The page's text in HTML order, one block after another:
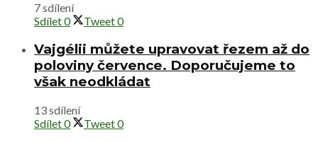
7 sdílení
Sdílet0 Tweet0
Vajgélii můžete upravovat řezem až do
poloviny července. Doporučujeme to
však neodkládat
13 sdílení
Sdílet0 Tweet0